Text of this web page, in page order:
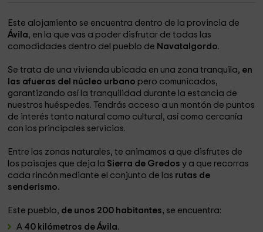
Este alojamiento se encuentra dentro de la provincia de
Ávila, en la que vas a poder disfrutar de todas las
comodidades dentro del pueblo de Navatalgordo.
Se trata de una vivienda ubicada en una zona tranquila, en
las afueras del núcleo urbano pero comunicados,
garantizando así la tranquilidad durante la estancia de
nuestros huéspedes. Tendrás acceso a un montón de puntos
de interés tanto natural como cultural, así como cercanía
con los principales servicios.
Entre las zonas naturales, te animamos a que disfrutes de
los paisajes que deja la Sierra de Gredosy a que recorras
cada rincón mediante el conjunto de las rutas de
senderismo.
Este pueblo, de unos 200 habitantes, se encuentra:
A 40 kilómetros de Ávila.